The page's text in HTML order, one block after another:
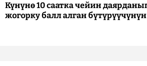
Күнүнө 10 саатка чейин
жогорку балл алган